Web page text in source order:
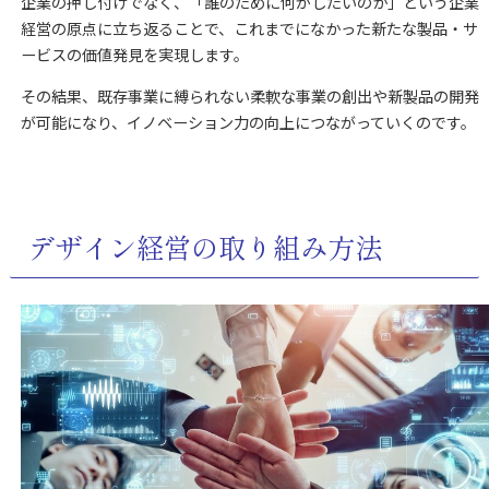
経営の原点に立ち返ることで、これまでになかった新たな製品・サ
ービスの価値発見を実現します。
その結果、既存事業に縛られない柔軟な事業の創出や新製品の開発
が可能になり、イノベーション力の向上につながっていくのです。
デザイン経営の取り組み方法